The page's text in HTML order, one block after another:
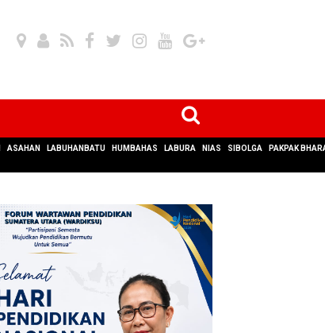
ASAHAN LABUHANBATU HUMBAHAS LABURA NIAS SIBOLGA PAKPAK